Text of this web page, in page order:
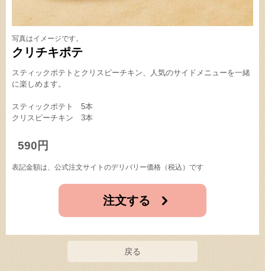
写真はイメージです。
クリチキポテ
スティックポテトとクリスピーチキン、人気のサイドメニューを一緒
に楽しめます。
スティックポテト 5本
クリスピーチキン 3本
590円
表記金額は、公式注文サイトのデリバリー価格（税込）です
注文する
戻る